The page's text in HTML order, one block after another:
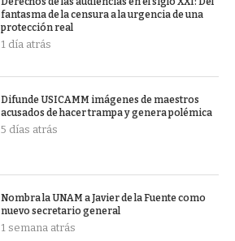
fantasma de la censura a la urgencia de una
protección real
1 día atrás
Difunde USICAMM imágenes de maestros
acusados de hacer trampa y genera polémica
5 días atrás
Nombra la UNAM a Javier de la Fuente como
nuevo secretario general
1 semana atrás